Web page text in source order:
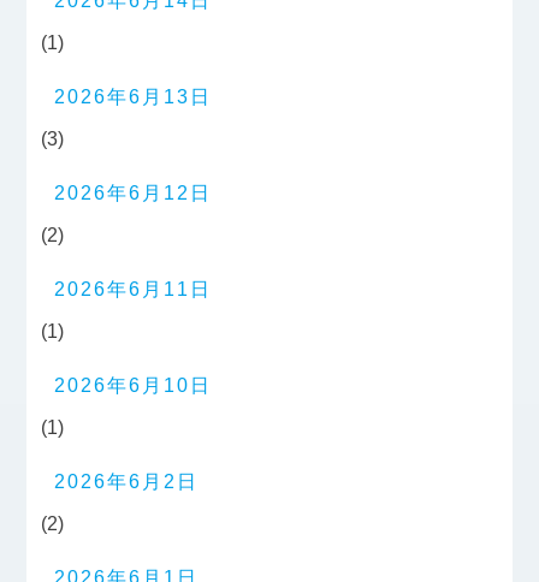
(1)
2026年6月13日
(3)
2026年6月12日
(2)
2026年6月11日
(1)
2026年6月10日
(1)
2026年6月2日
(2)
2026年6月1日